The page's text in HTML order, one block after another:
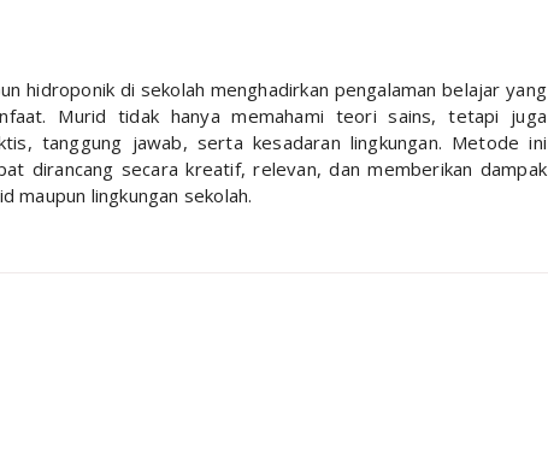
hidroponik di sekolah menghadirkan pengalaman belajar yang
Murid tidak hanya memahami teori sains, tetapi juga
tanggung jawab, serta kesadaran lingkungan. Metode ini
dirancang secara kreatif, relevan, dan memberikan dampak
maupun lingkungan sekolah.